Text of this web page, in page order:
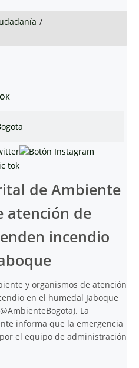
/
de Ambiente
atención de
incendio
La
informa que la emergencia
el equipo de administración